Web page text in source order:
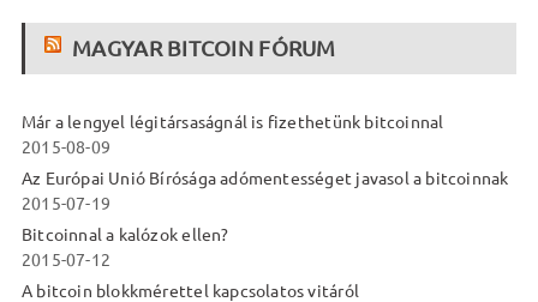
MAGYAR BITCOIN FÓRUM
Már a lengyel légitársaságnál is fizethetünk bitcoinnal
2015-08-09
Az Európai Unió Bírósága adómentességet javasol a bitcoinnak
2015-07-19
Bitcoinnal a kalózok ellen?
2015-07-12
A bitcoin blokkmérettel kapcsolatos vitáról